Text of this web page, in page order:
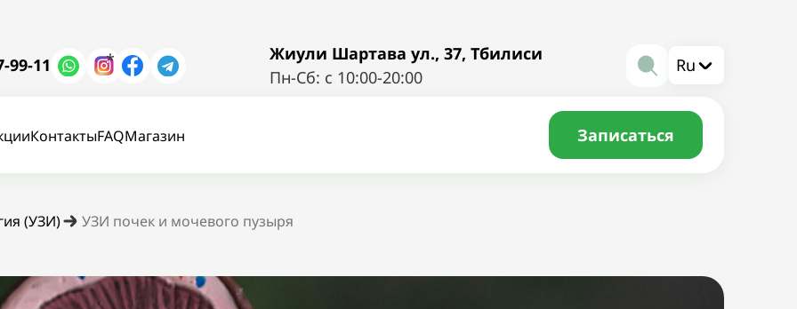
99-11 *
Жиули Шартава ул., 37, Тбилиси
Пн-Сб: с 10:00-20:00
Ru
КонтактыFAQМагазин Записаться
(УЗИ) УЗИ почек и мочевого пузыря